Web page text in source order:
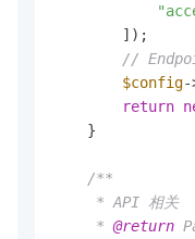
        ]);
//
$config-
return
    }
/**
     * API 相关
     *
@return